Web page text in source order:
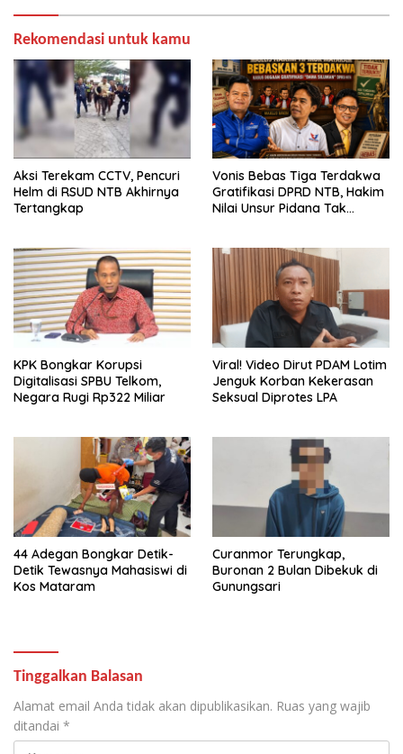
Rekomendasi untuk kamu
Aksi Terekam CCTV, Pencuri
Helm di RSUD NTB Akhirnya
Tertangkap
Vonis Bebas Tiga Terdakwa
Gratifikasi DPRD NTB, Hakim
Nilai Unsur Pidana Tak
KPK Bongkar Korupsi
Digitalisasi SPBU Telkom,
Negara Rugi Rp322 Miliar
Viral! Video Dirut PDAM Lotim
Jenguk Korban Kekerasan
Seksual Diprotes LPA
44 Adegan Bongkar Detik-
Detik Tewasnya Mahasiswi di
Kos Mataram
Curanmor Terungkap,
Buronan 2 Bulan Dibekuk di
Gunungsari
Tinggalkan Balasan
Alamat email Anda tidak akan dipublikasikan. Ruas yang wajib
ditandai *